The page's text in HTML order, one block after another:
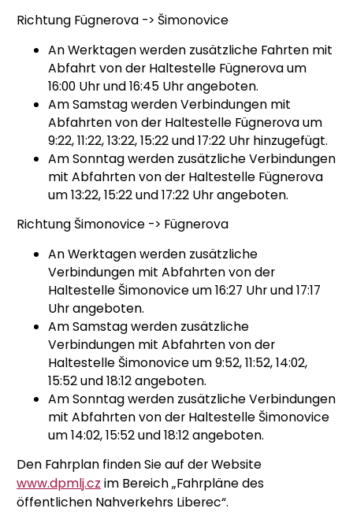
Richtung Fügnerova -> Šimonovice
An Werktagen werden zusätzliche Fahrten mit
Abfahrt von der Haltestelle Fügnerova um
16:00 Uhr und 16:45 Uhr angeboten.
Am Samstag werden Verbindungen mit
Abfahrten von der Haltestelle Fügnerova um
9:22, 11:22, 13:22, 15:22 und 17:22 Uhr hinzugefügt.
Am Sonntag werden zusätzliche Verbindungen
mit Abfahrten von der Haltestelle Fügnerova
um 13:22, 15:22 und 17:22 Uhr angeboten.
Richtung Šimonovice -> Fügnerova
An Werktagen werden zusätzliche
Verbindungen mit Abfahrten von der
Haltestelle Šimonovice um 16:27 Uhr und 17:17
Uhr angeboten.
Am Samstag werden zusätzliche
Verbindungen mit Abfahrten von der
Haltestelle Šimonovice um 9:52, 11:52, 14:02,
15:52 und 18:12 angeboten.
Am Sonntag werden zusätzliche Verbindungen
mit Abfahrten von der Haltestelle Šimonovice
um 14:02, 15:52 und 18:12 angeboten.
Den Fahrplan finden Sie auf der Website
www.dpmlj.cz im Bereich „Fahrpläne des
öffentlichen Nahverkehrs Liberec“.